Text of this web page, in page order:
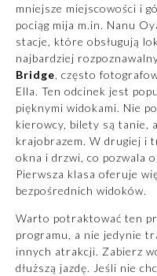
mniejsze miejscowości i
pociąg mija m.in. Nanu
stacje, które obsługują
najbardziej
Bridge, często
Ella. Ten odcinek jest
pięknymi widokami. Nie
kierowcy, bilety są tanie,
krajobrazem. W drugiej i
okna i drzwi, co pozwala
Pierwsza klasa oferuje
bezpośrednich widoków.
Warto potraktować ten
programu, a nie jedynie
innych atrakcji. Zabierz
dłuższą jazdę. Jeśli nie